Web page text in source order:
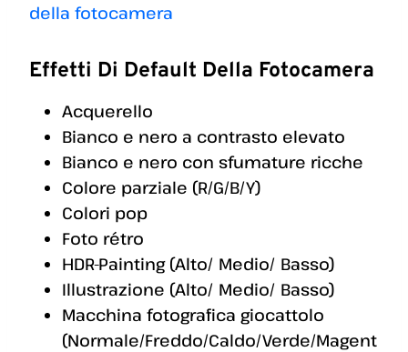
della fotocamera
Effetti Di Default Della Fotocamera
Acquerello
Bianco e nero a contrasto elevato
Bianco e nero con sfumature ricche
Colore parziale (R/G/B/Y)
Colori pop
Foto rétro
HDR-Painting (Alto/ Medio/ Basso)
Illustrazione (Alto/ Medio/ Basso)
Macchina fotografica giocattolo
(Normale/Freddo/Caldo/Verde/Magent